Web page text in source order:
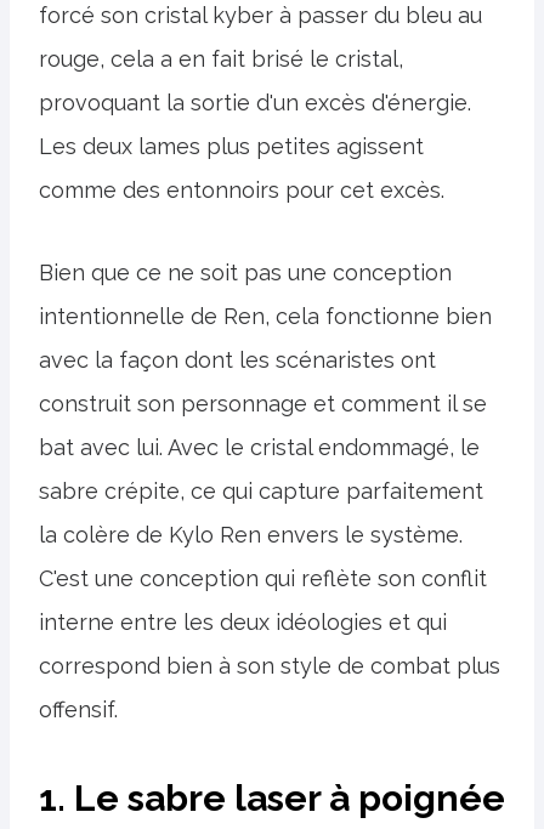
forcé son cristal kyber à passer du bleu au
rouge, cela a en fait brisé le cristal,
provoquant la sortie d'un excès d'énergie.
Les deux lames plus petites agissent
comme des entonnoirs pour cet excès.
Bien que ce ne soit pas une conception
intentionnelle de Ren, cela fonctionne bien
avec la façon dont les scénaristes ont
construit son personnage et comment il se
bat avec lui. Avec le cristal endommagé, le
sabre crépite, ce qui capture parfaitement
la colère de Kylo Ren envers le système.
C'est une conception qui reflète son conflit
interne entre les deux idéologies et qui
correspond bien à son style de combat plus
offensif.
1. Le sabre laser à poignée